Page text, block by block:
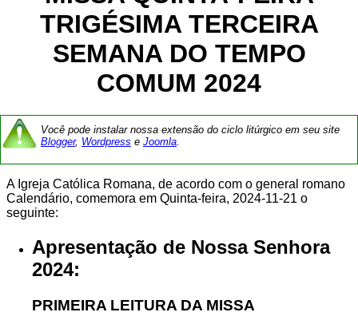
TRIGÉSIMA TERCEIRA
SEMANA DO TEMPO
COMUM 2024
Você pode instalar nossa extensão do ciclo litúrgico em seu site
Blogger, Wordpress e Joomla.
A Igreja Católica Romana, de acordo com o general romano
Calendário, comemora em Quinta-feira, 2024-11-21 o
seguinte:
Apresentação de Nossa Senhora
2024:
PRIMEIRA LEITURA DA MISSA